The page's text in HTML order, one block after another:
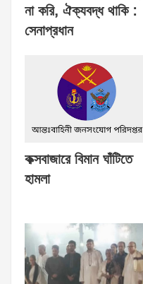
না করি, ঐক্যবদ্ধ থাকি :
সেনাপ্রধান
কক্সবাজারে বিমান ঘাঁটিতে
হামলা